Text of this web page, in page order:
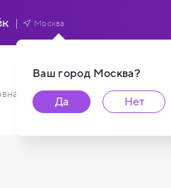
Ваш город Москва?
Да
Нет
Москва
/ Каталог карт